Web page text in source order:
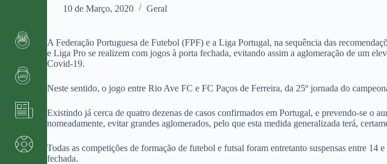
10 de Março, 2020 Geral
A Federação Portuguesa de Futebol (FPF) e a Liga Portugal, na sequência das
e Liga Pro se realizem com jogos à porta fechada, evitando assim a aglomeração de um
Covid-19.
Neste sentido, o jogo entre Rio Ave FC e FC Paços de Ferreira, da 25º jornada do
Existindo já cerca de quatro dezenas de casos confirmados em Portugal, e prevendo-se o
nomeadamente, evitar grandes aglomerados, pelo que esta medida generalizada terá,
Todas as competições de formação de futebol e futsal foram entretanto suspensas entre
fechada.